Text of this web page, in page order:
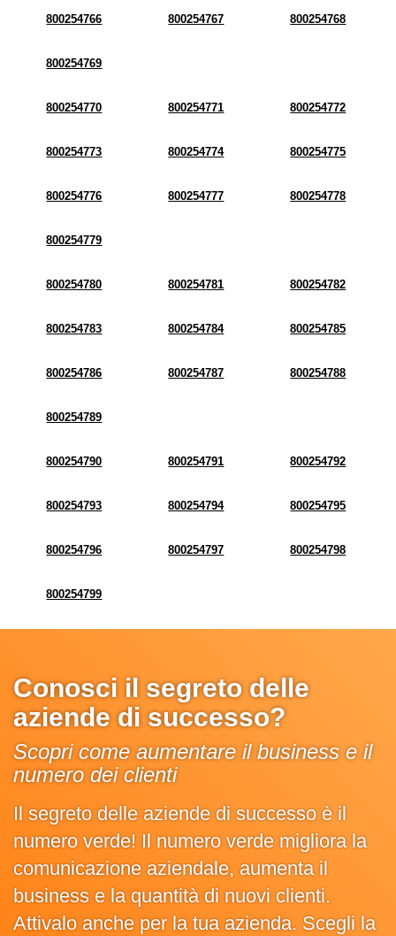
800254766 800254767 800254768
800254769
800254770 800254771 800254772
800254773 800254774 800254775
800254776 800254777 800254778
800254779
800254780 800254781 800254782
800254783 800254784 800254785
800254786 800254787 800254788
800254789
800254790 800254791 800254792
800254793 800254794 800254795
800254796 800254797 800254798
800254799
Conosci il segreto delle
aziende di successo?
Scopri come aumentare il business e il
numero dei clienti
Il segreto delle aziende di successo è il
numero verde! Il numero verde migliora la
comunicazione aziendale, aumenta il
business e la quantità di nuovi clienti.
Attivalo anche per la tua azienda. Scegli la